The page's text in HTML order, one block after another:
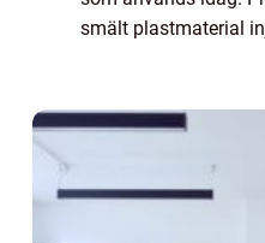
smält plastmaterial